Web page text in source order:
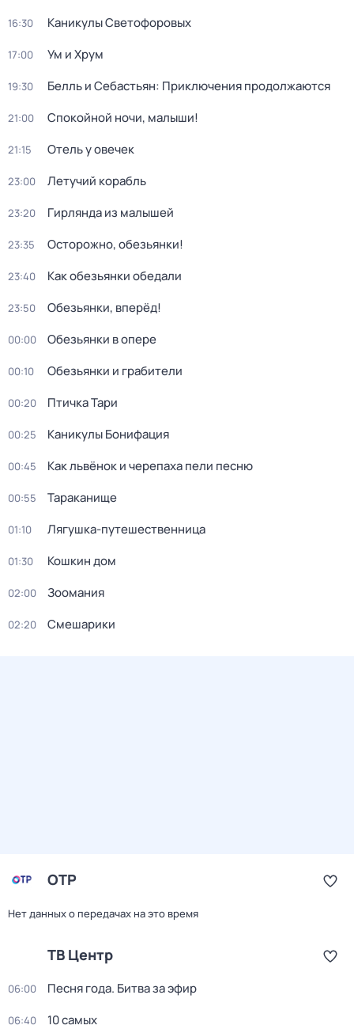
16:30 Каникулы Светофоровых
17:00 Ум и Хрум
19:30 Белль и Себастьян: Приключения продолжаются
21:00 Спокойной ночи, малыши!
21:15 Отель у овечек
23:00 Летучий корабль
23:20 Гирлянда из малышей
23:35 Осторожно, обезьянки!
23:40 Как обезьянки обедали
23:50 Обезьянки, вперёд!
00:00 Обезьянки в опере
00:10 Обезьянки и грабители
00:20 Птичка Тари
00:25 Каникулы Бонифация
00:45 Как львёнок и черепаха пели песню
00:55 Тараканище
01:10 Лягушка-путешественница
01:30 Кошкин дом
02:00 Зоомания
02:20 Смешарики
ОТР
Нет данных о передачах на это время
ТВ Центр
06:00 Песня года. Битва за эфир
06:40 10 самых